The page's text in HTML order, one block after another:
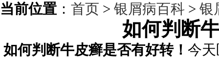
当前位置 ： 首页 > 银屑病百科 > 银
如何判断
如何判断牛皮癣是否有好转！ 今